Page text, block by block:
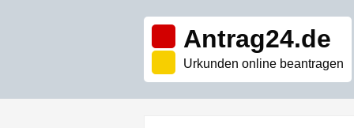
Antrag24.de
Urkunden online beantragen